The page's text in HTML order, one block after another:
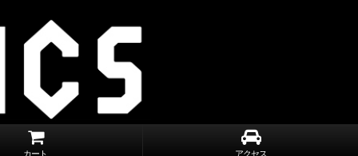
カート アクセス